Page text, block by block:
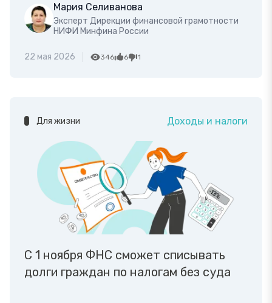
Мария Селиванова
Эксперт Дирекции финансовой грамотности
НИФИ Минфина России
22 мая 2026 346 6 1
Для жизни Доходы и налоги
С 1 ноября ФНС сможет списывать
долги граждан по налогам без суда